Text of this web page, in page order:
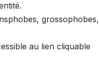
grossophobes,
au lien cliquable